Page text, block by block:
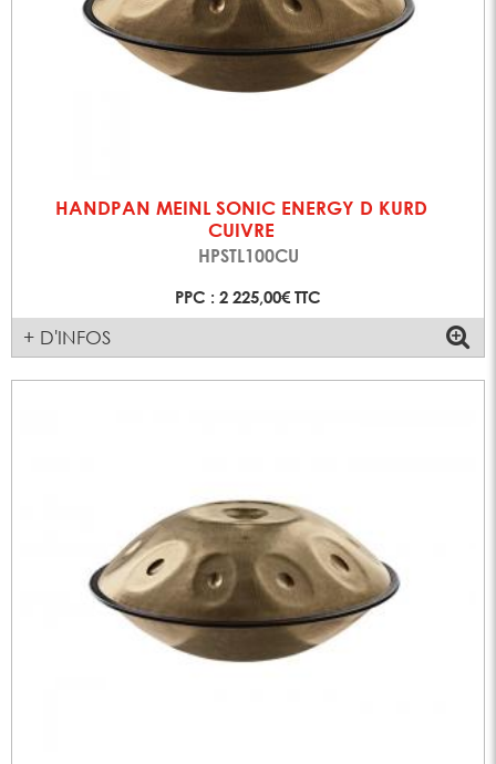
HANDPAN MEINL SONIC ENERGY D KURD
CUIVRE
HPSTL100CU
PPC : 2 225,00€ TTC
+ D'INFOS